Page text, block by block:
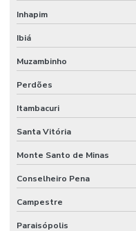
Inhapim
Ibiá
Muzambinho
Perdões
Itambacuri
Santa Vitória
Monte Santo de Minas
Conselheiro Pena
Campestre
Paraisópolis